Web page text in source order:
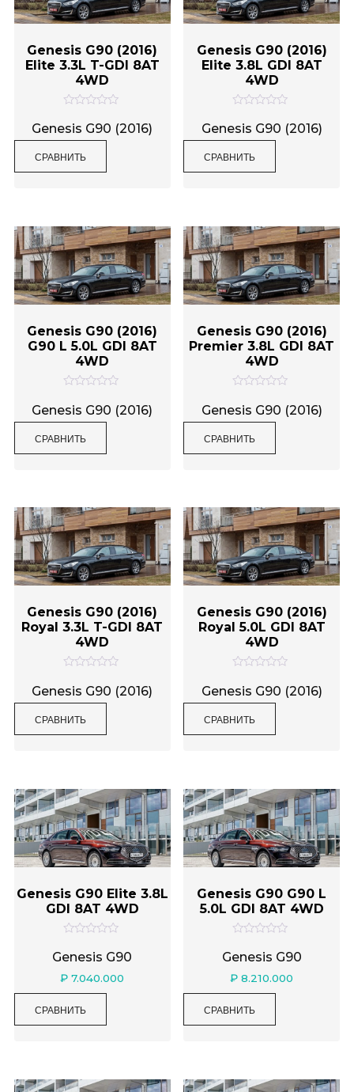
Genesis G90 (2016)
Elite 3.3L T-GDI 8AT
4WD
ц
е
к
Genesis G90 (2016)
СРАВНИТЬ
Genesis G90 (2016)
Elite 3.8L GDI 8AT
4WD
ц
е
к
Genesis G90 (2016)
СРАВНИТЬ
Genesis G90 (2016)
G90 L 5.0L GDI 8AT
4WD
ц
е
к
0
Genesis G90 (2016)
СРАВНИТЬ
Genesis G90 (2016)
Premier 3.8L GDI 8AT
4WD
ц
е
к
0
Genesis G90 (2016)
СРАВНИТЬ
Genesis G90 (2016)
Royal 3.3L T-GDI 8AT
4WD
ц
е
к
Genesis G90 (2016)
СРАВНИТЬ
Genesis G90 (2016)
Royal 5.0L GDI 8AT
4WD
ц
е
к
Genesis G90 (2016)
СРАВНИТЬ
Genesis G90 Elite 3.8L
GDI 8AT 4WD
ц
е
н
к
а
0
и
з
Genesis G90
₽ 7.040.000
СРАВНИТЬ
Genesis G90 G90 L
5.0L GDI 8AT 4WD
ц
е
н
к
а
0
и
з
Genesis G90
₽ 8.210.000
СРАВНИТЬ